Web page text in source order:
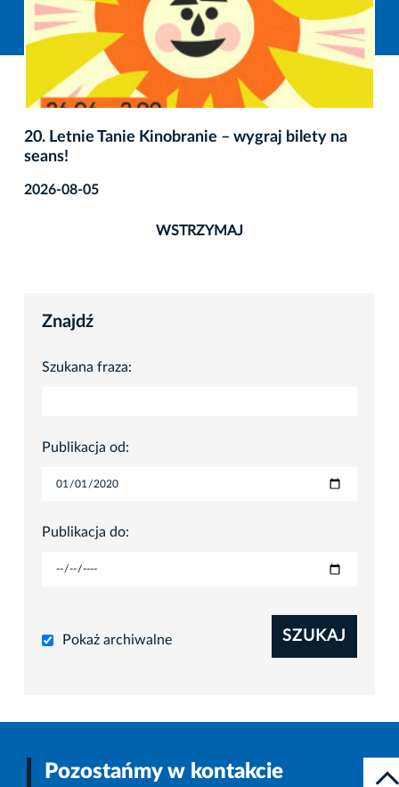
20. Letnie Tanie Kinobranie – wygraj bilety na
seans!
2026-08-05
WSTRZYMAJ
Znajdź
Szukana fraza:
Publikacja od:
Publikacja do:
Pokaż archiwalne SZUKAJ
Pozostańmy w kontakcie